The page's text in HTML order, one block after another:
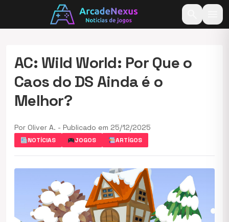
AC: Wild World: Por Que o
Caos do DS Ainda é o
Melhor?
Por Oliver A. - Publicado em 25/12/2025
NOTÍCIAS JOGOS ARTÍGOS